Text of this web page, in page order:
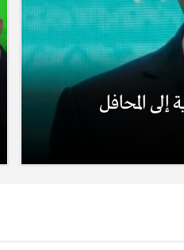
إلى المحافل